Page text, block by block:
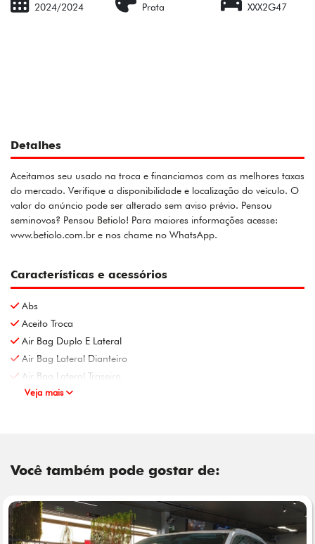
2024/2024 Prata XXX2G47
Detalhes
Aceitamos seu usado na troca e financiamos com as melhores taxas
do mercado. Verifique a disponibilidade e localização do veículo. O
valor do anúncio pode ser alterado sem aviso prévio. Pensou
seminovos? Pensou Betiolo! Para maiores informações acesse:
www.betiolo.com.br e nos chame no WhatsApp.
Características e acessórios
Abs
Aceito Troca
Air Bag Duplo E Lateral
Air Bag Lateral Dianteiro
Air Bag Lateral Traseiro
Veja mais
Você também pode gostar de: